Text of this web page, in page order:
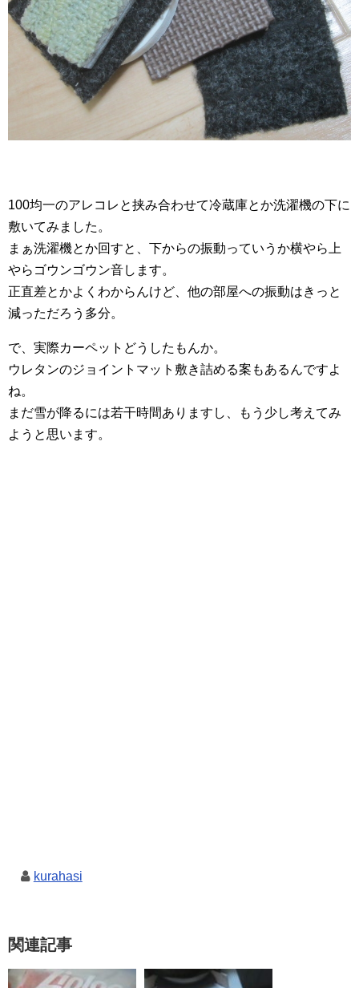
100均一のアレコレと挟み合わせて冷蔵庫とか洗濯機の下に
敷いてみました。
まぁ洗濯機とか回すと、下からの振動っていうか横やら上
やらゴウンゴウン音します。
正直差とかよくわからんけど、他の部屋への振動はきっと
減っただろう多分。
で、実際カーペットどうしたもんか。
ウレタンのジョイントマット敷き詰める案もあるんですよ
ね。
まだ雪が降るには若干時間ありますし、もう少し考えてみ
ようと思います。
kurahasi
関連記事